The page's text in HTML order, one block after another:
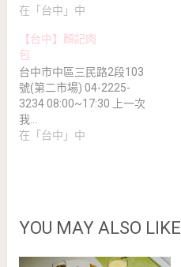
在「台中」中
【台中】顏記肉
包
台中市中區三民路2段103
號(第二市場) 04-2225-
3234 08:00~17:30 上一次
我…
在「台中」中
YOU MAY ALSO LIKE